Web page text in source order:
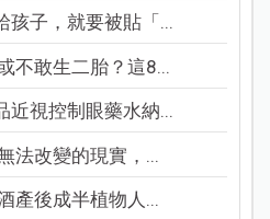
孩子，就要被貼「...
不敢生二胎？這8...
近視控制眼藥水納...
法改變的現實，...
產後成半植物人...